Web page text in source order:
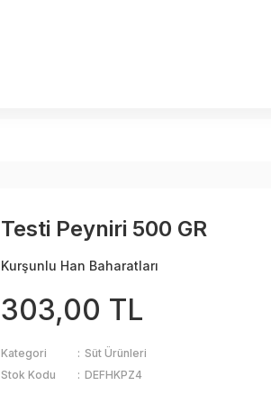
Testi Peyniri 500 GR
Kurşunlu Han Baharatları
303,00 TL
Kategori
Süt Ürünleri
Stok Kodu
DEFHKPZ4